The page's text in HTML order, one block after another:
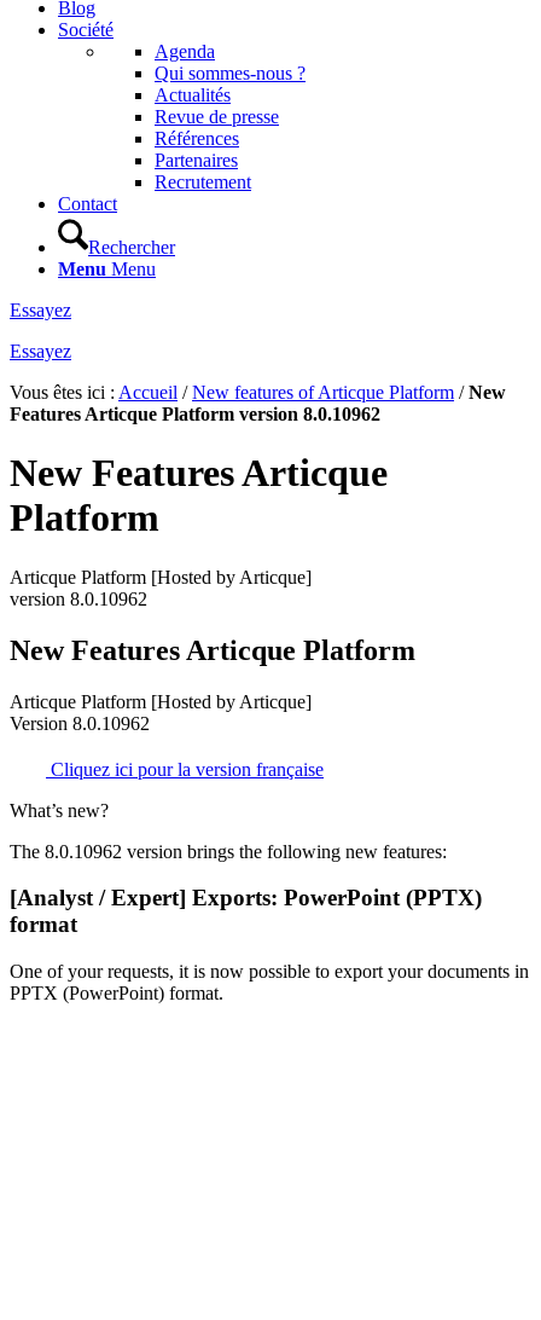
Blog
Société
Agenda
Qui sommes-nous ?
Actualités
Revue de presse
Références
Partenaires
Recrutement
Contact
Rechercher
Menu Menu
Essayez
Essayez
Vous êtes ici : Accueil /New features of Articque Platform /New
Features Articque Platform version 8.0.10962
New Features Articque
Platform
Articque Platform [Hosted by Articque]
version 8.0.10962
New Features Articque Platform
Articque Platform [Hosted by Articque]
Version 8.0.10962
Cliquez ici pour la version française
What’s new?
The 8.0.10962 version brings the following new features:
[Analyst / Expert] Exports: PowerPoint (PPTX)
format
One of your requests, it is now possible to export your documents in
PPTX (PowerPoint) format.